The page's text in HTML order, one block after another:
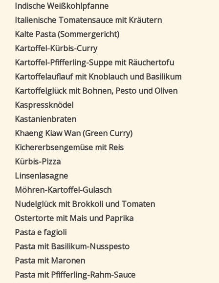
Indische Weißkohlpfanne
Italienische Tomatensauce mit Kräutern
Kalte Pasta (Sommergericht)
Kartoffel-Kürbis-Curry
Kartoffel-Pfifferling-Suppe mit Räuchertofu
Kartoffelauflauf mit Knoblauch und Basilikum
Kartoffelglück mit Bohnen, Pesto und Oliven
Kaspressknödel
Kastanienbraten
Khaeng Kiaw Wan (Green Curry)
Kichererbsengemüse mit Reis
Kürbis-Pizza
Linsenlasagne
Möhren-Kartoffel-Gulasch
Nudelglück mit Brokkoli und Tomaten
Ostertorte mit Mais und Paprika
Pasta e fagioli
Pasta mit Basilikum-Nusspesto
Pasta mit Maronen
Pasta mit Pfifferling-Rahm-Sauce